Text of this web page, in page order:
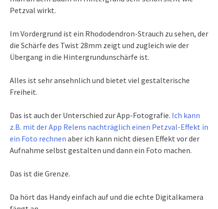
Petzval wirkt.
Im Vordergrund ist ein Rhododendron-Strauch zu sehen, der
die Schärfe des Twist 28mm zeigt und zugleich wie der
Übergang in die Hintergrundunschärfe ist.
Alles ist sehr ansehnlich und bietet viel gestalterische
Freiheit.
Das ist auch der Unterschied zur App-Fotografie. Ich kann
z.B. mit der App Relens nachträglich einen Petzval-Effekt in
ein Foto rechnen aber ich kann nicht diesen Effekt vor der
Aufnahme selbst gestalten und dann ein Foto machen.
Das ist die Grenze.
Da hört das Handy einfach auf und die echte Digitalkamera